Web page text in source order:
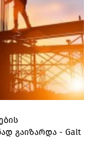
გაიზარდა - Galt